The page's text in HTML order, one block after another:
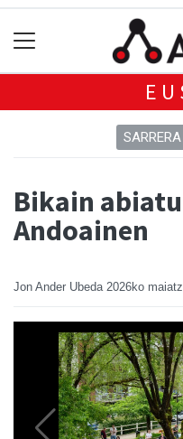
SARRERA
Bikain
Andoainen
Jon Ander Ubeda 2026ko